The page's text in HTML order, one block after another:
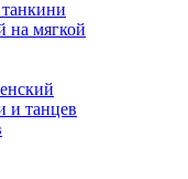
на мягкой
и танцев